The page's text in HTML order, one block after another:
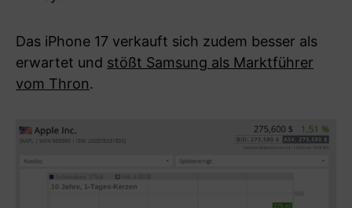
Das iPhone 17 verkauft sich zudem besser als
erwartet und stößt Samsung als Marktführer
vom Thron.